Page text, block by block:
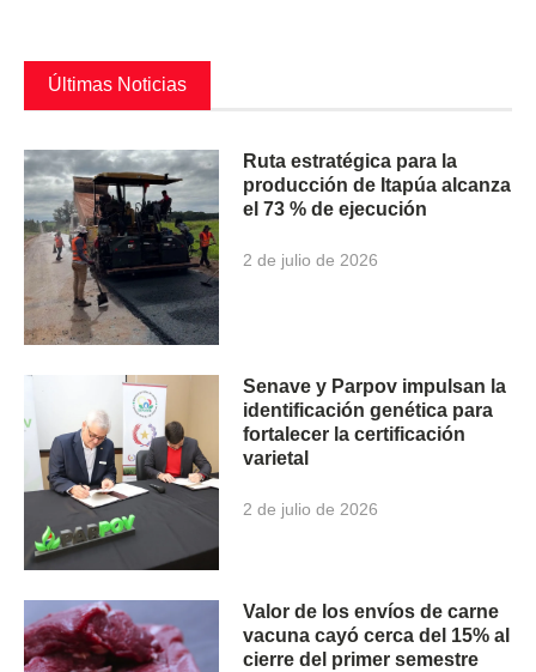
Últimas Noticias
Ruta estratégica para la
producción de Itapúa alcanza
el 73 % de ejecución
2 de julio de 2026
Senave y Parpov impulsan la
identificación genética para
fortalecer la certificación
varietal
2 de julio de 2026
Valor de los envíos de carne
vacuna cayó cerca del 15% al
cierre del primer semestre